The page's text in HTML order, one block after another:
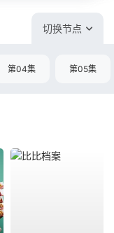
切换节点
第04集 第05集